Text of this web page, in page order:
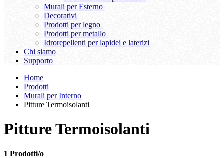
Murali per Esterno
Decorativi
Prodotti per legno
Prodotti per metallo
Idrorepellenti per lapidei e laterizi
Chi siamo
Supporto
Home
Prodotti
Murali per Interno
Pitture Termoisolanti
Pitture Termoisolanti
1 Prodotti/o